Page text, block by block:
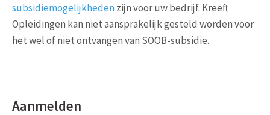
subsidiemogelijkhedenzijn voor uw bedrijf. Kreeft
Opleidingen kan niet aansprakelijk gesteld worden voor
het wel of niet ontvangen van SOOB-subsidie.
Aanmelden